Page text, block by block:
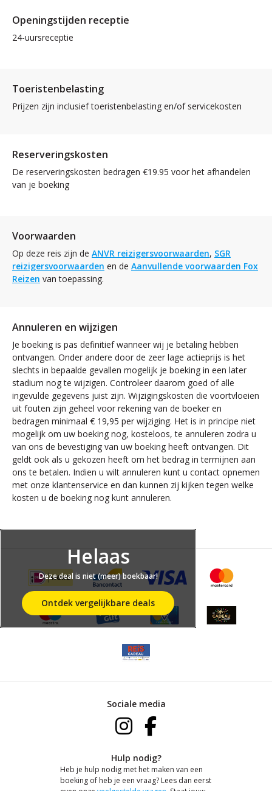
Openingstijden receptie
24-uursreceptie
Toeristenbelasting
Prijzen zijn inclusief toeristenbelasting en/of servicekosten
Reserveringskosten
De reserveringskosten bedragen €19.95 voor het afhandelen
van je boeking
Voorwaarden
Op deze reis zijn de ANVR reizigersvoorwaarden, SGR
reizigersvoorwaarden en de Aanvullende voorwaarden Fox
Reizen van toepassing.
Annuleren en wijzigen
Je boeking is pas definitief wanneer wij je betaling hebben
ontvangen. Onder andere door de zeer lage actieprijs is het
slechts in bepaalde gevallen mogelijk je boeking in een later
stadium nog te wijzigen. Controleer daarom goed of alle
ingevulde gegevens juist zijn. Wijzigingskosten die voortvloeien
uit fouten zijn geheel voor rekening van de boeker en
bedragen minimaal € 19,95 per wijziging. Het is in principe niet
mogelijk om uw boeking nog, kosteloos, te annuleren zodra u
van ons de bevestiging van uw boeking heeft ontvangen. Dit
geldt ook als u gekozen heeft om het bedrag in termijnen aan
ons te betalen. Indien u wilt annuleren kunt u contact opnemen
met onze klantenservice en dan kunnen zij kijken tegen welke
kosten u de boeking nog kunt annuleren.
Helaas
Deze deal is niet (meer) boekbaar!
Ontdek vergelijkbare deals
Sociale media
Hulp nodig?
Heb je hulp nodig met het maken van een
boeking of heb je een vraag? Lees dan eerst